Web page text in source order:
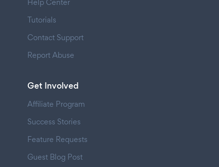
Help Center
Tutorials
Contact Support
Report Abuse
Get Involved
Affiliate Program
Success Stories
Feature Requests
Guest Blog Post